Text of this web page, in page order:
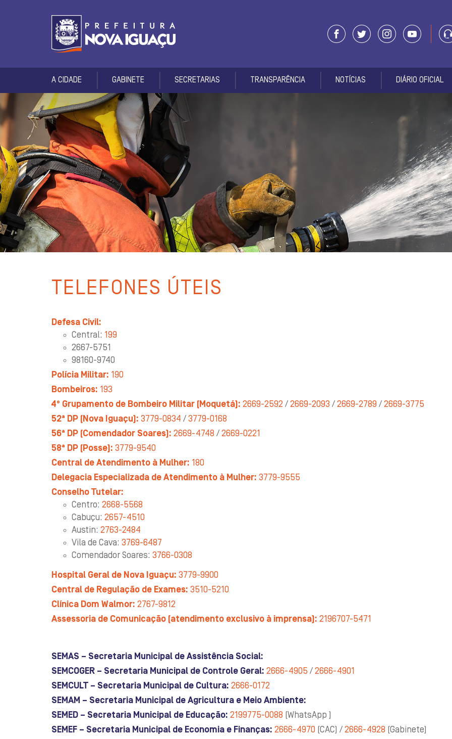
A CIDADE GABINETE SECRETARIAS TRANSPARÊNCIA NOTÍCIAS DIÁRIO OFICIAL
TELEFONES ÚTEIS
Defesa Civil:
Central: 199
2667-5751
98160-9740
Polícia Militar: 190
Bombeiros: 193
4º Grupamento de Bombeiro Militar (Moquetá): 2669-2592 / 2669-2093 / 2669-2789 / 2669-3775
52ª DP (Nova Iguaçu): 3779-0834 / 3779-0168
56ª DP (Comendador Soares): 2669-4748 / 2669-0221
58ª DP (Posse): 3779-9540
Central de Atendimento à Mulher: 180
Delegacia Especializada de Atendimento à Mulher: 3779-9555
Conselho Tutelar:
Centro: 2668-5568
Cabuçu: 2657-4510
Austin: 2763-2484
Vila de Cava: 3769-6487
Comendador Soares: 3766-0308
Hospital Geral de Nova Iguaçu: 3779-9900
Central de Regulação de Exames: 3510-5210
Clínica Dom Walmor: 2767-9812
Assessoria de Comunicação (atendimento exclusivo à imprensa): 2196707-5471
SEMAS – Secretaria Municipal de Assistência Social:
SEMCOGER – Secretaria Municipal de Controle Geral: 2666-4905 / 2666-4901
SEMCULT – Secretaria Municipal de Cultura: 2666-0172
SEMAM – Secretaria Municipal de Agricultura e Meio Ambiente:
SEMED – Secretaria Municipal de Educação: 2199775-0088 (WhatsApp )
SEMEF – Secretaria Municipal de Economia e Finanças: 2666-4970 (CAC) / 2666-4928 (Gabinete)